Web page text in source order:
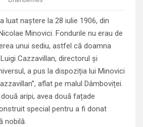
luat naștere la 28 iulie 1906, din
Minovici. Fondurile nu erau de
unui sediu, astfel că doamna
Cazzavillan, directorul și
a pus la dispoziția lui Minovici
aflat pe malul Dâmboviței.
aripi, avea două fațade
special pentru a fi donat
nobilă.